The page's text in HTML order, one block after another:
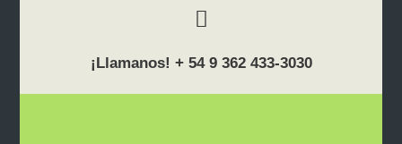
¡Llamanos! + 54 9 362 433-3030